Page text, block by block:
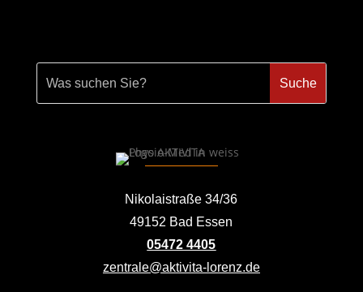
Nikolaistraße 34/36
49152 Bad Essen
05472 4405
zentrale@aktivita-lorenz.de